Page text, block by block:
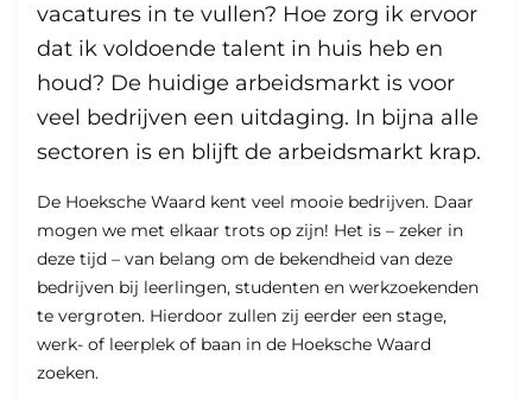
vacatures in te vullen? Hoe zorg ik ervoor
dat ik voldoende talent in huis heb en
houd? De huidige arbeidsmarkt is voor
veel bedrijven een uitdaging. In bijna alle
sectoren is en blijft de arbeidsmarkt krap.
De Hoeksche Waard kent veel mooie bedrijven. Daar
mogen we met elkaar trots op zijn! Het is – zeker in
deze tijd – van belang om de bekendheid van deze
bedrijven bij leerlingen, studenten en werkzoekenden
te vergroten. Hierdoor zullen zij eerder een stage,
werk- of leerplek of baan in de Hoeksche Waard
zoeken.